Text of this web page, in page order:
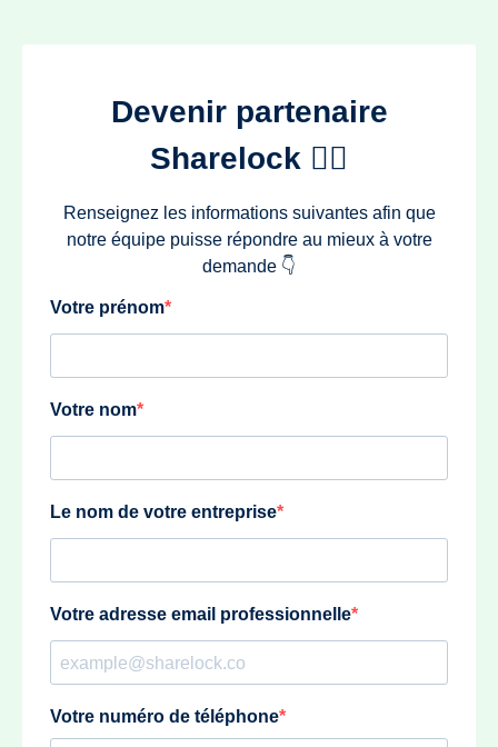
Devenir partenaire
Sharelock 🚴‍♂️
Renseignez les informations suivantes afin que
notre équipe puisse répondre au mieux à votre
demande 👇
Votre prénom
Votre nom
Le nom de votre entreprise
Votre adresse email professionnelle
Votre numéro de téléphone